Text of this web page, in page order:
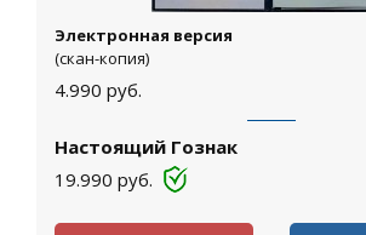
Электронная версия
(скан-копия)
4.990 руб.
Настоящий Гознак
19.990 руб.